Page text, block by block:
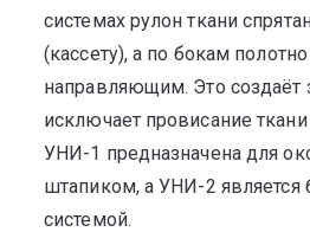
системах рулон ткани
(кассету), а по бокам
направляющим. Это
исключает провисание
УНИ-1 предназначена для
штапиком, а УНИ-2 является
системой.